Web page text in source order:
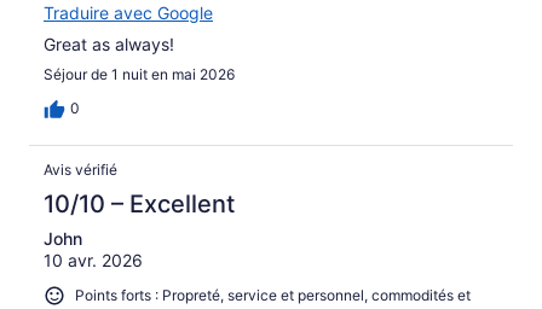
Traduire avec Google
Great as always!
Séjour de 1 nuit en mai 2026
0
Avis vérifié
10/10 – Excellent
John
10 avr. 2026
Points forts : Propreté, service et personnel, commodités et